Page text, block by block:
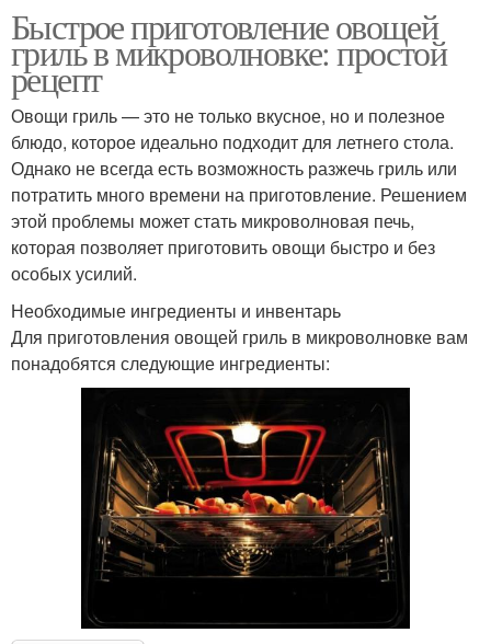
Быстрое приготовление овощей
гриль в микроволновке: простой
рецепт
Овощи гриль — это не только вкусное, но и полезное
блюдо, которое идеально подходит для летнего стола.
Однако не всегда есть возможность разжечь гриль или
потратить много времени на приготовление. Решением
этой проблемы может стать микроволновая печь,
которая позволяет приготовить овощи быстро и без
особых усилий.
Необходимые ингредиенты и инвентарь
Для приготовления овощей гриль в микроволновке вам
понадобятся следующие ингредиенты: